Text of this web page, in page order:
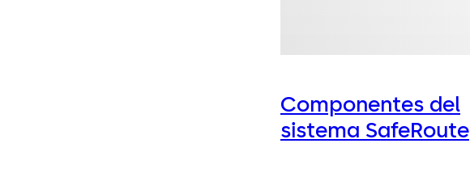
Componentes del
sistema SafeRoute